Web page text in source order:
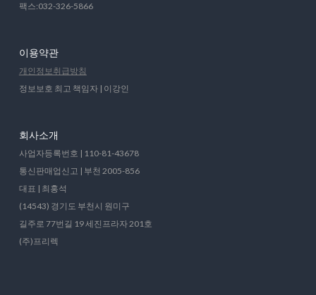
팩스:032-326-5866
이용약관
개인정보취급방침
정보보호 최고 책임자 | 이강인
회사소개
사업자등록번호 | 110-81-43678
통신판매업신고 | 부천 2005-856
대표 | 최홍석
(14543) 경기도 부천시 원미구
길주로 77번길 19 세진프라자 201호
(주)프리렉